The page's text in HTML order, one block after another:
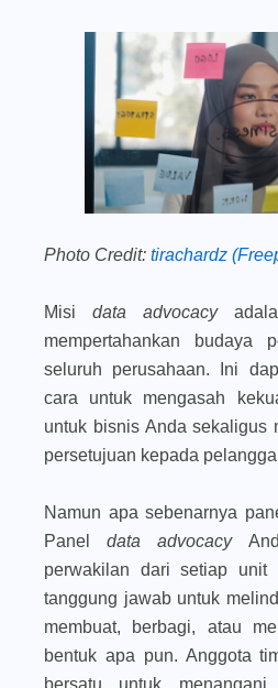
Photo Credit: tirachardz
Misi data advocacy
mempertahankan budaya
seluruh perusahaan. Ini
cara untuk mengasah
untuk bisnis Anda sekaligus
persetujuan kepada
Namun apa sebenarnya
Panel data advocacy
perwakilan dari setiap unit
tanggung jawab untuk
membuat, berbagi, atau
bentuk apa pun. Anggota
bersatu untuk